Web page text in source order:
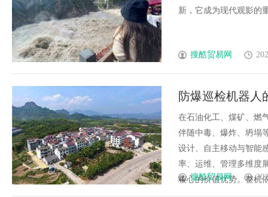
新，它成为现代观影的
搜酷贸易网
防爆巡检机器人
在石油化工、煤矿、燃
伴随中毒、爆炸、坍塌
设计、自主移动与智能
率、运维、管理多维度
核心的价值优势。整机
搜酷贸易网